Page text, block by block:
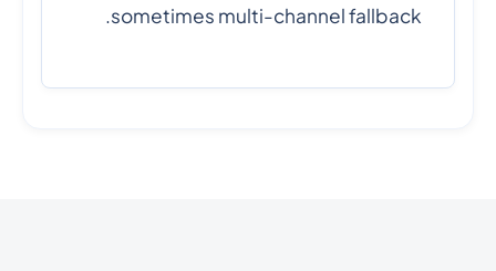
sometimes multi-channel fallback.